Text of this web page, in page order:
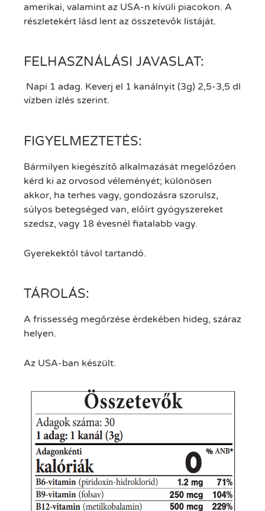
amerikai, valamint az USA-n kívüli piacokon. A
részletekért lásd lent az összetevők listáját.
FELHASZNÁLÁSI JAVASLAT:
Napi 1 adag. Keverj el 1 kanálnyit (3g) 2,5-3,5 dl
vízben ízlés szerint.
FIGYELMEZTETÉS:
Bármilyen kiegészítő alkalmazását megelőzően
kérd ki az orvosod véleményét; különösen
akkor, ha terhes vagy, gondozásra szorulsz,
súlyos betegséged van, előírt gyógyszereket
szedsz, vagy 18 évesnél fiatalabb vagy.
Gyerekektől távol tartandó.
TÁROLÁS:
A frissesség megőrzése érdekében hideg, száraz
helyen.
Az USA-ban készült.